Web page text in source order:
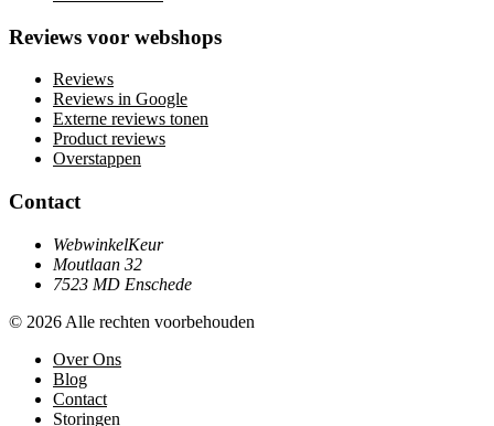
Reviews voor webshops
Reviews
Reviews in Google
Externe reviews tonen
Product reviews
Overstappen
Contact
WebwinkelKeur
Moutlaan 32
7523 MD Enschede
© 2026 Alle rechten voorbehouden
Over Ons
Blog
Contact
Storingen